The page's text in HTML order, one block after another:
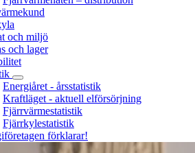
och miljö
och lager
Energiåret - årsstatistik
Kraftläget - aktuell elförsörjning
Fjärrvärmestatistik
Fjärrkylestatistik
förklarar!